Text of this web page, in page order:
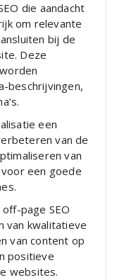
die aandacht
om relevante
bij de
Deze
beschrijvingen,
een
van de
van
een goede
page SEO
van kwalitatieve
van content op
positieve
websites.